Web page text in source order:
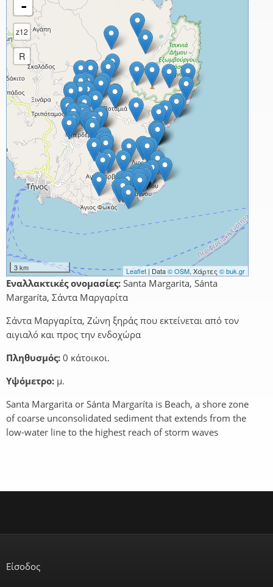
-
z12
R
3 km Leaflet | Data© OSM, Χάρτες © buk.gr
Εναλλακτικές ονομασίες: Santa Margarita, Sánta
Margaríta, Σάντα Μαργαρίτα
Σάντα Μαργαρίτα, Ζώνη ξηράς που εκτείνεται από τον
αιγιαλό και προς την ενδοχώρα
Πληθυσμός: 0 κάτοικοι.
Υψόμετρο: μ.
Santa Margarita or Sánta Margaríta is Beach, a shore zone
of coarse unconsolidated sediment that extends from the
low-water line to the highest reach of storm waves
Είσοδος